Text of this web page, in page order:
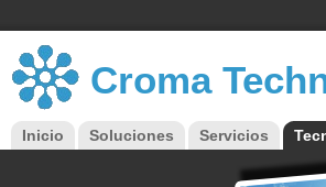
Croma
Menú principal
Inicio Soluciones Servicios